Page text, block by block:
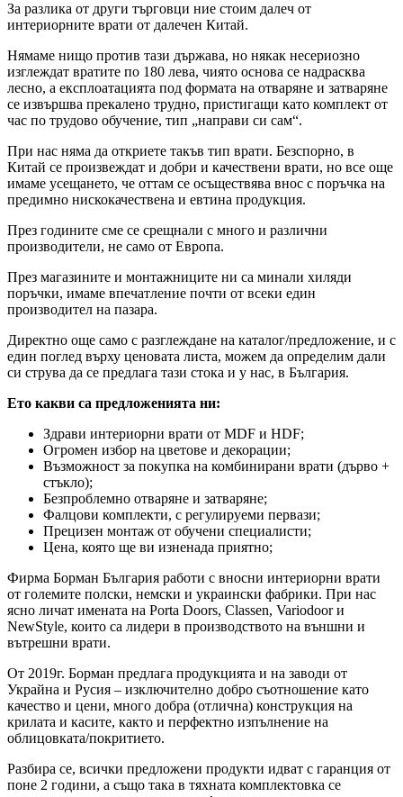
За разлика от други търговци ние стоим далеч от
интериорните врати от далечен Китай.
Нямаме нищо против тази държава, но някак несериозно
изглеждат вратите по 180 лева, чиято основа се надрасква
лесно, а експлоатацията под формата на отваряне и затваряне
се извършва прекалено трудно, пристигащи като комплект от
час по трудово обучение, тип „направи си сам“.
При нас няма да откриете такъв тип врати. Безспорно, в
Китай се произвеждат и добри и качествени врати, но все още
имаме усещането, че оттам се осъществява внос с поръчка на
предимно нискокачествена и евтина продукция.
През годините сме се срещнали с много и различни
производители, не само от Европа.
През магазините и монтажниците ни са минали хиляди
поръчки, имаме впечатление почти от всеки един
производител на пазара.
Директно още само с разглеждане на каталог/предложение, и с
един поглед върху ценовата листа, можем да определим дали
си струва да се предлага тази стока и у нас, в България.
Ето какви са предложенията ни:
Здрави интериорни врати от MDF и HDF;
Огромен избор на цветове и декорации;
Възможност за покупка на комбинирани врати (дърво +
стъкло);
Безпроблемно отваряне и затваряне;
Фалцови комплекти, с регулируеми первази;
Прецизен монтаж от обучени специалисти;
Цена, която ще ви изненада приятно;
Фирма Борман България работи с вносни интериорни врати
от големите полски, немски и украински фабрики. При нас
ясно личат имената на Porta Doors, Classen, Variodoor и
NewStyle, които са лидери в производството на външни и
вътрешни врати.
От 2019г. Борман предлага продукцията и на заводи от
Украйна и Русия – изключително добро съотношение като
качество и цени, много добра (отлична) конструкция на
крилата и касите, както и перфектно изпълнение на
облицовката/покритието.
Разбира се, всички предложени продукти идват с гаранция от
поне 2 години, а също така в тяхната комплектовка се